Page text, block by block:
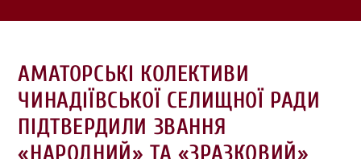
АМАТОРСЬКІ КОЛЕКТИВИ
ЧИНАДІЇВСЬКОЇ СЕЛИЩНОЇ РАДИ
ПІДТВЕРДИЛИ ЗВАННЯ
«НАРОДНИЙ» ТА «ЗРАЗКОВИЙ»